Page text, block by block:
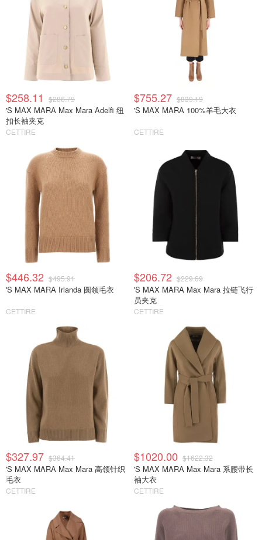
$258.11 $286.79
'S MAX MARA Max Mara Adelfi 纽
扣长袖夹克
CETTIRE
$755.27 $839.19
'S MAX MARA 100%羊毛大衣
CETTIRE
$446.32 $495.91
'S MAX MARA Irlanda 圆领毛衣
CETTIRE
$206.72 $229.69
'S MAX MARA Max Mara 拉链飞行
员夹克
CETTIRE
$327.97 $364.41
'S MAX MARA Max Mara 高领针织
毛衣
CETTIRE
$1020.00 $1622.32
'S MAX MARA Max Mara 系腰带长
袖大衣
CETTIRE